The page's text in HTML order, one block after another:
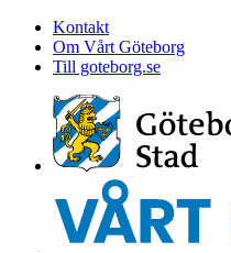
Kontakt
Om Vårt Göteborg
Till goteborg.se